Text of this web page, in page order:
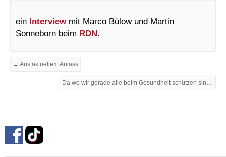
ein Interview mit Marco Bülow und Martin
Sonneborn beim RDN.
← Aus aktuellem Anlass